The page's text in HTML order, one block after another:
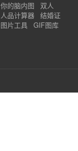
你的脑内图
双人
人品计算器
结婚证
图片工具
GIF图库